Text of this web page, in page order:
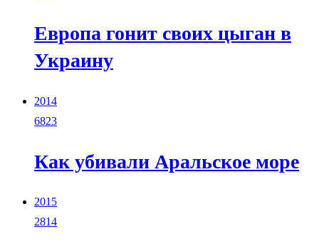
Европа гонит своих цыган в
Украину
2014
6823
Как убивали Аральское море
2015
2814